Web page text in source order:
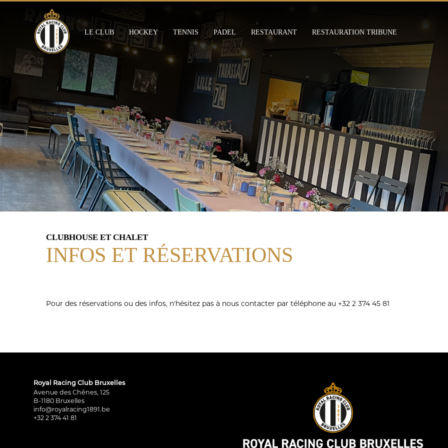
LE CLUB HOCKEY TENNIS PADEL RESTAURANT RESTAURATION TRIBUNE
CLUBHOUSE ET CHALET
INFOS ET RÉSERVATIONS
Pour des réservations ou des infos, n'hésitez pas à nous contacter par téléphone au +32 2 374 45 81
Royal Racing Club Bruxelles
Avenue des Chênes, 125
B-1180 Bruxelles
info@royalracing1891.be
+32 2 374 41 81